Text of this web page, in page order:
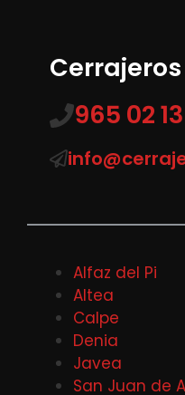
965 02
Alfaz del Pi
Altea
Calpe
Denia
Javea
San Juan de